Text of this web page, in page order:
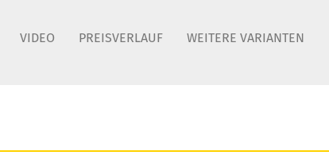
VIDEO PREISVERLAUF WEITERE VARIANTEN